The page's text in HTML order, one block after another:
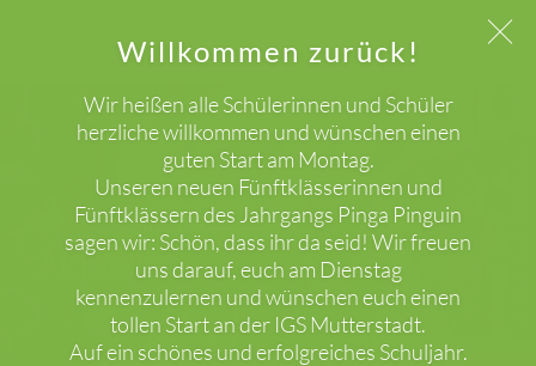
Willkommen zurück!
Wir heißen alle Schülerinnen und Schüler
herzliche willkommen und wünschen einen
guten Start am Montag.
Unseren neuen Fünftklässerinnen und
Fünftklässern des Jahrgangs Pinga Pinguin
sagen wir: Schön, dass ihr da seid! Wir freuen
uns darauf, euch am Dienstag
kennenzulernen und wünschen euch einen
tollen Start an der IGS Mutterstadt.
Auf ein schönes und erfolgreiches Schuljahr.
Aktuelles HOME BLOG ALLGEMEIN